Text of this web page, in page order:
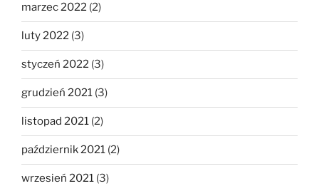
marzec 2022 (2)
luty 2022 (3)
styczeń 2022 (3)
grudzień 2021 (3)
listopad 2021 (2)
październik 2021 (2)
wrzesień 2021 (3)